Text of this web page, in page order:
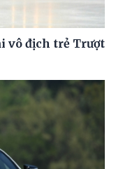
vô địch trẻ Trượt